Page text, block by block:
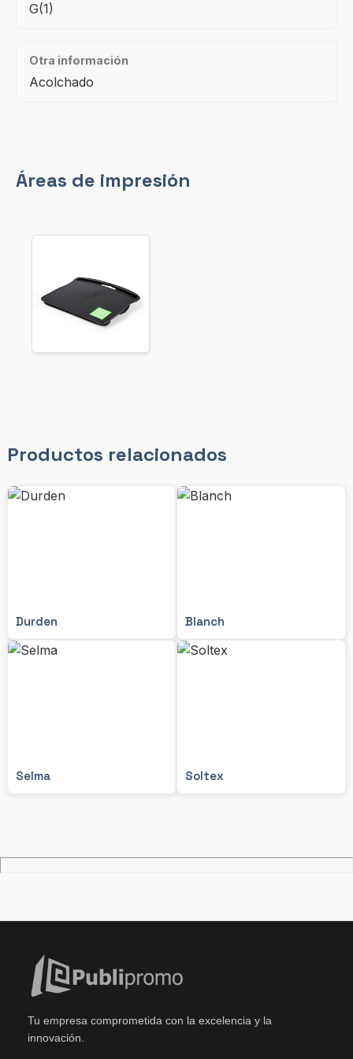
G(1)
Otra información
Acolchado
Áreas de impresión
Productos relacionados
Durden Blanch
Selma Soltex
Tu empresa comprometida con la excelencia y la
innovación.